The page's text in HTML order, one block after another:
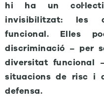
hi ha un
invisibilitzat: les
funcional. Elles
discriminació – per
diversitat funcional
situacions de risc i
defensa.